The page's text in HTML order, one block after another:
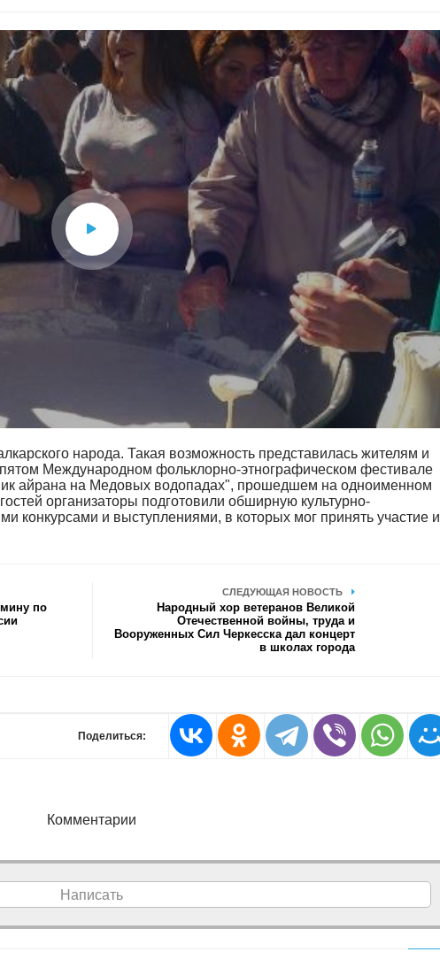
народа. Такая возможность представилась жителям и
Международном фольклорно-этнографическом фестивале
айрана на Медовых водопадах", прошедшем на одноименном
организаторы подготовили обширную культурно-
конкурсами и выступлениями, в которых мог принять участие и
по
СЛЕДУЮЩАЯ НОВОСТЬ
Народный хор ветеранов Великой
Отечественной войны, труда и
Вооруженных Сил Черкесска дал концерт
в школах города
Поделиться:
Комментарии
Написать